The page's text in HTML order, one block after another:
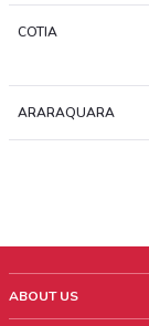
COTIA
ARARAQUARA
ABOUT US